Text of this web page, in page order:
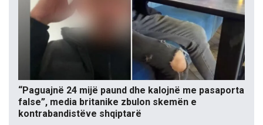
“Paguajnë 24 mijë paund dhe kalojnë me pasaporta
false”, media britanike zbulon skemën e
kontrabandistëve shqiptarë